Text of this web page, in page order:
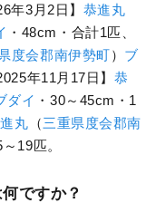
年3月2日】 恭進丸
・48cm・合計1匹、
度会郡南伊勢町） ブ
年11月17日】 恭
ダイ ・30～45cm・1
丸 （三重県 度会郡南
19匹。
ですか？